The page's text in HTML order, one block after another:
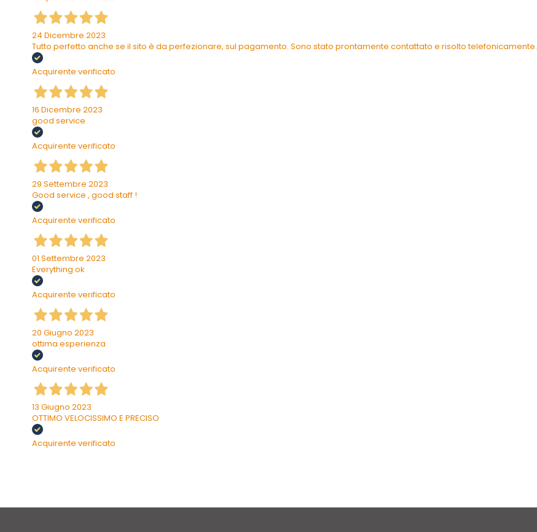
24 Dicembre 2023
Tutto perfetto anche se il sito è da perfezionare, sul pagamento. Sono stato prontamente contattato e risolto telefonicamente.
Acquirente verificato
16 Dicembre 2023
good service
Acquirente verificato
29 Settembre 2023
Good service , good staff !
Acquirente verificato
01 Settembre 2023
Everything ok
Acquirente verificato
20 Giugno 2023
ottima esperienza
Acquirente verificato
13 Giugno 2023
OTTIMO VELOCISSIMO E PRECISO
Acquirente verificato